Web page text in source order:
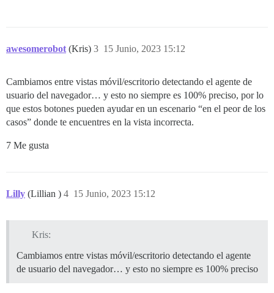
awesomerobot (Kris) 15 Junio, 2023 15:12
3
Cambiamos entre vistas móvil/escritorio detectando el agente de
usuario del navegador… y esto no siempre es 100% preciso, por lo
que estos botones pueden ayudar en un escenario “en el peor de los
casos” donde te encuentres en la vista incorrecta.
7 Me gusta
Lilly (Lillian ) 15 Junio, 2023 15:12
4
Kris:
Cambiamos entre vistas móvil/escritorio detectando el agente
de usuario del navegador… y esto no siempre es 100% preciso